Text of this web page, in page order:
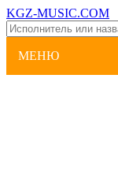
KGZ-MUSIC.COM
МЕНЮ